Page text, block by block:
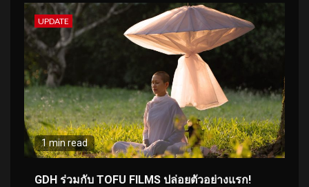
UPDATE
1 min read
GDH ร่วมกับ TOFU FILMS ปล่อยตัวอย่างแรก!